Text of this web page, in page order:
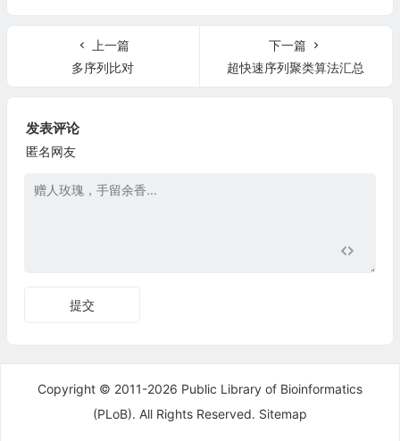
上一篇
多序列比对
下一篇
超快速序列聚类算法汇总
发表评论
匿名网友
提交
Copyright © 2011-2026 Public Library of Bioinformatics
(PLoB). All Rights Reserved. Sitemap